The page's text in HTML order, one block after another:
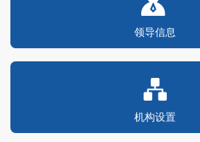
领导信息
机构设置